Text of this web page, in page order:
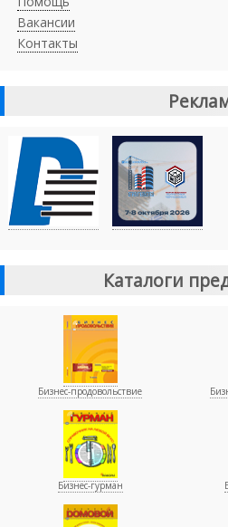
Вакансии
Контакты
Каталоги
Бизнес-продовольствие
Бизнес-гурман